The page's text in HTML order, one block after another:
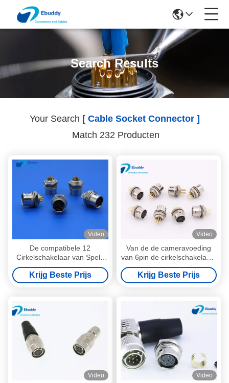
Search Results
Your Search [ Cable Socket Connector ]
Match 232 Producten
Video
De compatibele 12
Cirkelschakelaar van Speld
Hr10 voor Audio Correcte
Apparaten
Krijg Beste Prijs
Video
Van de de cameravoeding
van 6pin de cirkelschakelaars
CCD contactdoos HR10A-
7R-6SB van PCB
Krijg Beste Prijs
Video Video